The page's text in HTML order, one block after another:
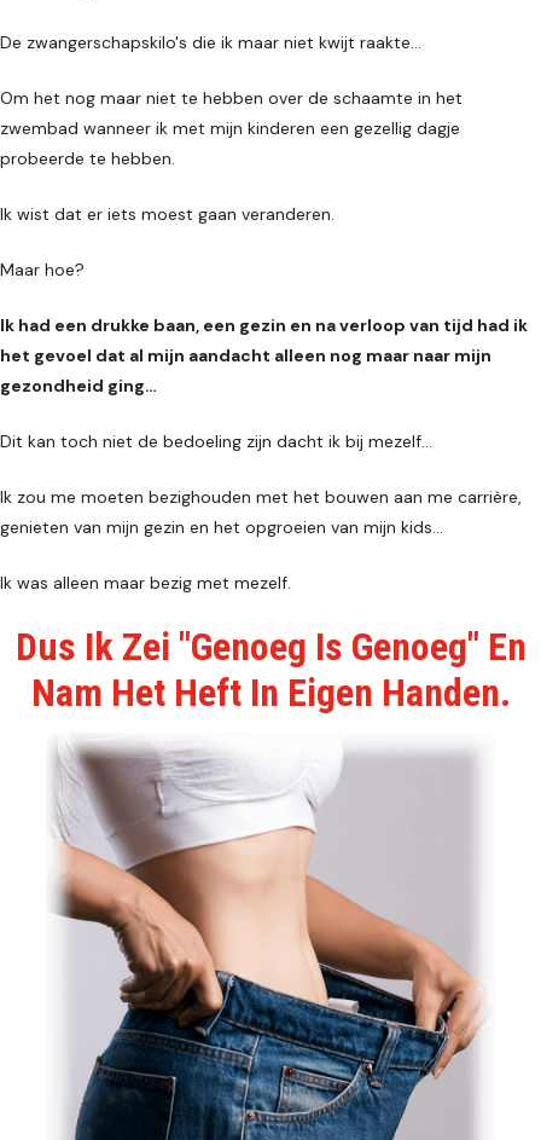
De zwangerschapskilo's die ik maar niet kwijt raakte…
Om het nog maar niet te hebben over de schaamte in het
zwembad wanneer ik met mijn kinderen een gezellig dagje
probeerde te hebben.
Ik wist dat er iets moest gaan veranderen.
Maar hoe?
Ik had een drukke baan, een gezin en na verloop van tijd had ik
het gevoel dat al mijn aandacht alleen nog maar naar mijn
gezondheid ging…
Dit kan toch niet de bedoeling zijn dacht ik bij mezelf...
Ik zou me moeten bezighouden met het bouwen aan me carrière,
genieten van mijn gezin en het opgroeien van mijn kids...
Ik was alleen maar bezig met mezelf.
Dus Ik Zei "Genoeg Is Genoeg" En
Nam Het Heft In Eigen Handen.